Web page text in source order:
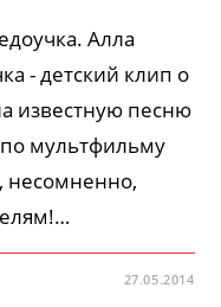
Алла
- детский клип о
известную песню
мультфильму
несомненно,
27.05.2014